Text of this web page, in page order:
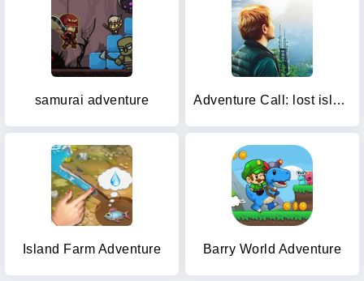
samurai adventure Adventure Call: lost island
Island Farm Adventure Barry World Adventure